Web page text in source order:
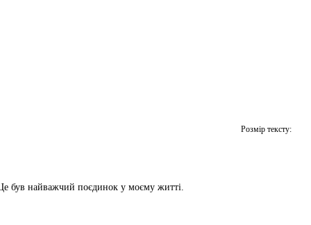
Розмір тексту:
був найважчий поєдинок у моєму житті.